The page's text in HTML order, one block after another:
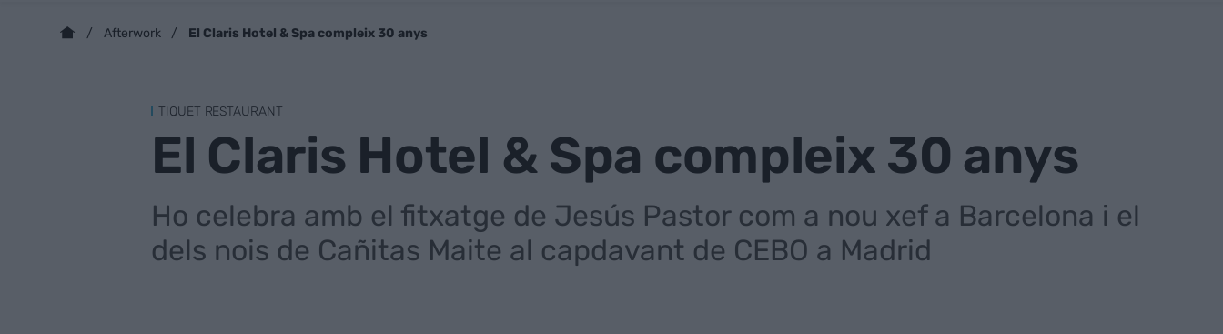
Afterwork El Claris Hotel & Spa compleix 30 anys
TIQUET RESTAURANT
El Claris Hotel & Spa compleix 30 anys
Ho celebra amb el fitxatge de Jesús Pastor com a nou xef a Barcelona i el
dels nois de Cañitas Maite al capdavant de CEBO a Madrid